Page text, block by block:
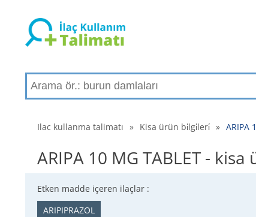
Ilac kullanma talimatı » Kisa ürün bi̇lgi̇leri̇ » ARIPA
ARIPA 10 MG TABLET - kisa
Etken madde içeren ilaçlar :
ARIPIPRAZOL